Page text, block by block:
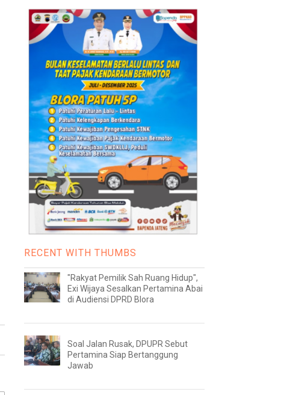
RECENT WITH THUMBS
"Rakyat Pemilik Sah Ruang Hidup",
Exi Wijaya Sesalkan Pertamina Abai
di Audiensi DPRD Blora
Soal Jalan Rusak, DPUPR Sebut
Pertamina Siap Bertanggung
Jawab